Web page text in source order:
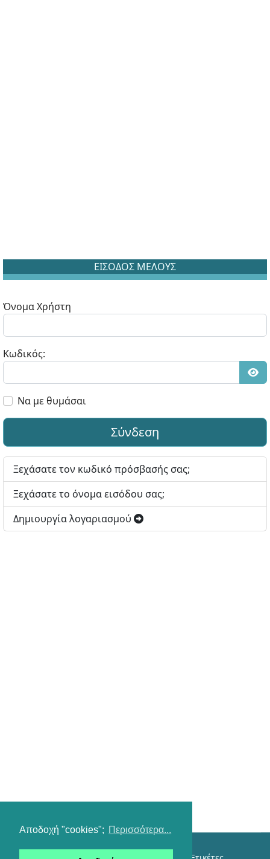
Αποδοχή "cookies"; Περισσότερα...
ΕΙΣΟΔΟΣ ΜΕΛΟΥΣ
Όνομα Χρήστη
Κωδικός:
Να με θυμάσαι
Σύνδεση
Ξεχάσατε τον κωδικό πρόσβασής σας;
Ξεχάσατε το όνομα εισόδου σας;
Δημιουργία λογαριασμού